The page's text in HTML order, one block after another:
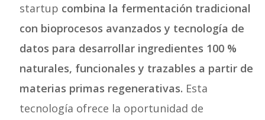
startup combina la fermentación tradicional
con bioprocesos avanzados y tecnología de
datos para desarrollar ingredientes 100 %
naturales, funcionales y trazables a partir de
materias primas regenerativas. Esta
tecnología ofrece la oportunidad de